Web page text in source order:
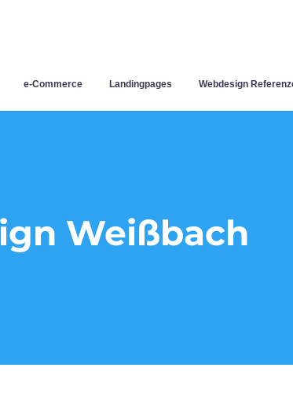
e-Commerce Landingpages Webdesign
Weißbach